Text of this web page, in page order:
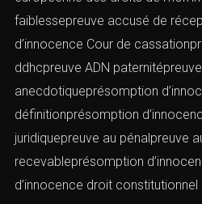
faiblessepreuve accusé de
d’innocence Cour de
ddhcpreuve ADN paternitépreuve
anecdotiqueprésomption
définitionprésomption
juridiquepreuve au pénalpreuve
recevableprésomption
d’innocence droit constitutionnel